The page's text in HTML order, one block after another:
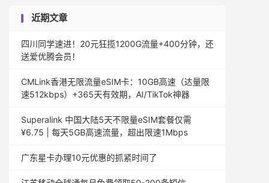
近期文章
四川同学速进！20元狂揽1200G流量+400分钟，还
送爱优腾会员！
CMLink香港无限流量eSIM卡：10GB高速（达量限
速512kbps）+365天有效期，AI/TikTok神器
Superalink 中国大陆5天不限量eSIM套餐仅需
¥6.75 | 每天5GB高速流量，超出限速1Mbps
广东星卡办理10元优惠的抓紧时间了